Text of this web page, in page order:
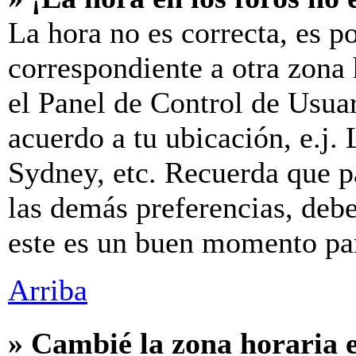
La hora no es correcta, es
correspondiente a otra
el Panel de Control de
acuerdo a tu ubicación, e.j.
Sydney, etc. Recuerda que
las demás preferencias,
este es un buen momento
Arriba
» Cambié la zona horaria